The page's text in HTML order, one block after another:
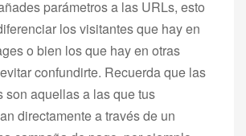
parámetros a las URLs, esto
los visitantes que hay en
o bien los que hay en otras
confundirte. Recuerda que las
son aquellas a las que tus
directamente a través de un